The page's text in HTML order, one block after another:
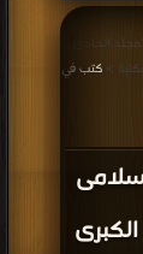
الحادي
كتب في